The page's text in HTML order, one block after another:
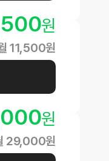
원
11,500원
원
29,000원